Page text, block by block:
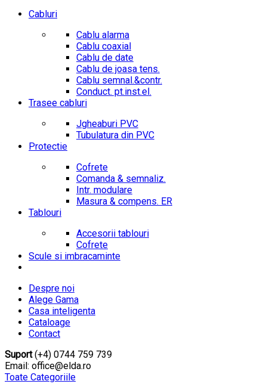
Cabluri
Cablu alarma
Cablu coaxial
Cablu de date
Cablu de joasa tens.
Cablu semnal.&contr.
Conduct. pt.inst.el.
Trasee cabluri
Jgheaburi PVC
Tubulatura din PVC
Protectie
Cofrete
Comanda & semnaliz.
Intr. modulare
Masura & compens. ER
Tablouri
Accesorii tablouri
Cofrete
Scule si imbracaminte
Despre noi
Alege Gama
Casa inteligenta
Cataloage
Contact
Suport(+4) 0744 759 739
Email: office@elda.ro
Toate Categoriile